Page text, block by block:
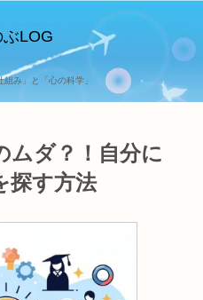
LOG
み」と「心の科学」
ムダ？！自分に
探す方法